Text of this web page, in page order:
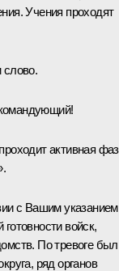
Учения проходят
слово.
активная
с Вашим указанием
войск,
По тревоге
ряд органов